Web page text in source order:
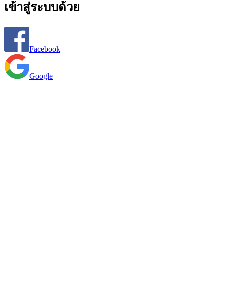
เข้าสู่ระบบด้วย
Facebook
Google